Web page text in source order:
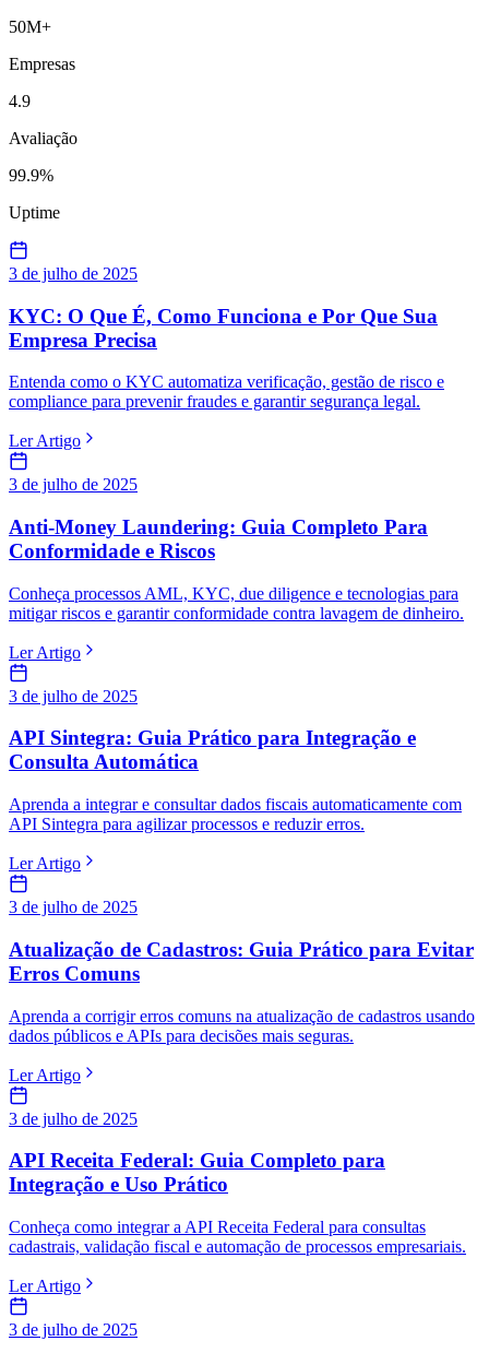
50M+
Empresas
4.9
Avaliação
99.9%
Uptime
3 de julho de 2025
KYC: O Que É, Como Funciona e Por Que Sua
Empresa Precisa
Entenda como o KYC automatiza verificação, gestão de risco e
compliance para prevenir fraudes e garantir segurança legal.
Ler Artigo
3 de julho de 2025
Anti-Money Laundering: Guia Completo Para
Conformidade e Riscos
Conheça processos AML, KYC, due diligence e tecnologias para
mitigar riscos e garantir conformidade contra lavagem de dinheiro.
Ler Artigo
3 de julho de 2025
API Sintegra: Guia Prático para Integração e
Consulta Automática
Aprenda a integrar e consultar dados fiscais automaticamente com
API Sintegra para agilizar processos e reduzir erros.
Ler Artigo
3 de julho de 2025
Atualização de Cadastros: Guia Prático para Evitar
Erros Comuns
Aprenda a corrigir erros comuns na atualização de cadastros usando
dados públicos e APIs para decisões mais seguras.
Ler Artigo
3 de julho de 2025
API Receita Federal: Guia Completo para
Integração e Uso Prático
Conheça como integrar a API Receita Federal para consultas
cadastrais, validação fiscal e automação de processos empresariais.
Ler Artigo
3 de julho de 2025